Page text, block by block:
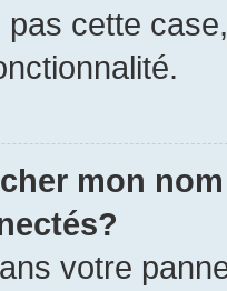
cette
mon
votre